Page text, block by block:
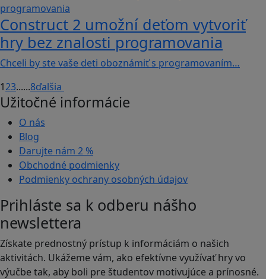
Construct 2 umožní deťom vytvoriť
hry bez znalosti programovania
Chceli by ste vaše deti oboznámiť s programovaním…
123......8ďalšia
Užitočné informácie
O nás
Blog
Darujte nám 2 %
Obchodné podmienky
Podmienky ochrany osobných údajov
Prihláste sa k odberu nášho
newslettera
Získate prednostný prístup k informáciám o našich
aktivitách. Ukážeme vám, ako efektívne využívať hry vo
výučbe tak, aby boli pre študentov motivujúce a prínosné.